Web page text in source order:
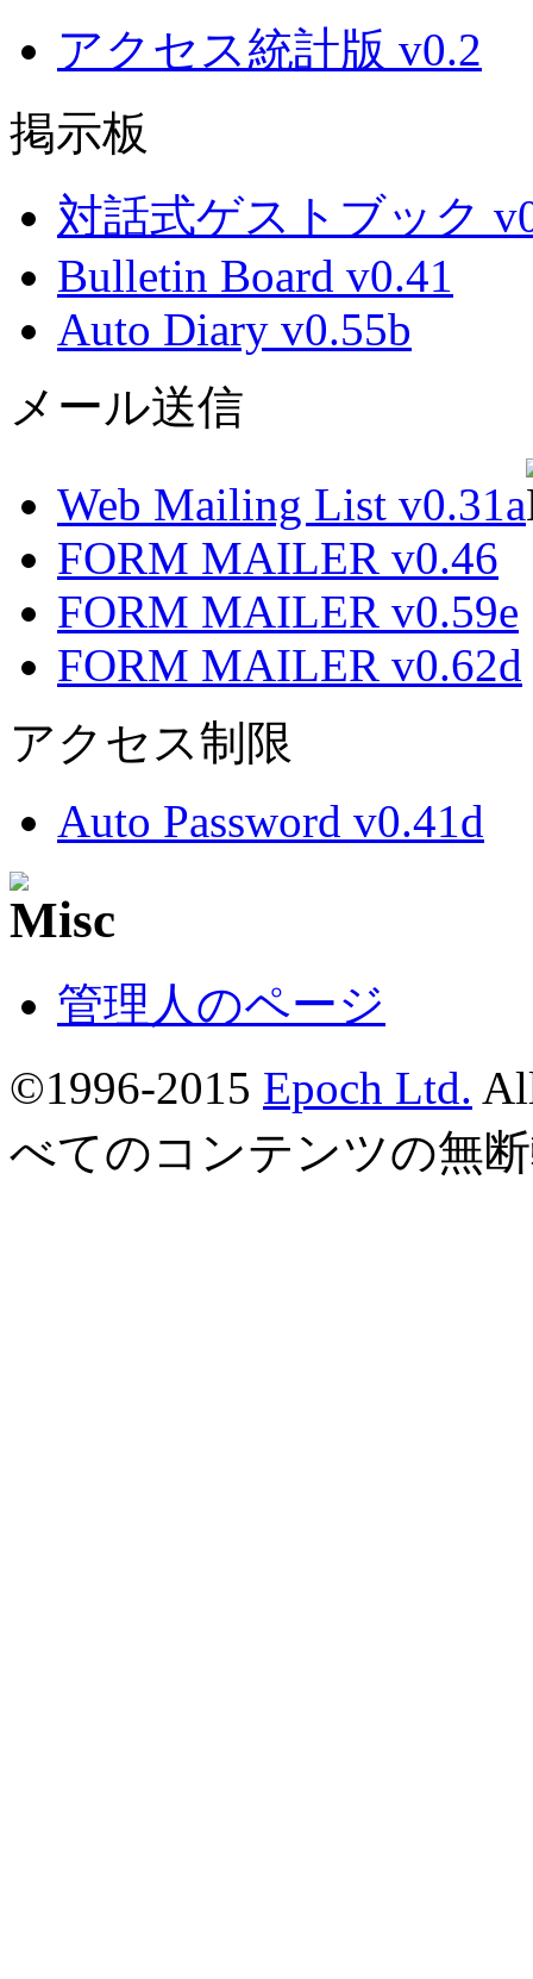
アクセス統計版 v0.2
掲示板
対話式ゲストブック
Bulletin Board v0.41
Auto Diary v0.55b
メール送信
Web Mailing List v0.31a
FORM MAILER v0.46
FORM MAILER v0.59e
FORM MAILER v0.62d
アクセス制限
Auto Password v0.41d
管理人のページ
©1996-2015 Epoch Ltd.
べてのコンテンツの無